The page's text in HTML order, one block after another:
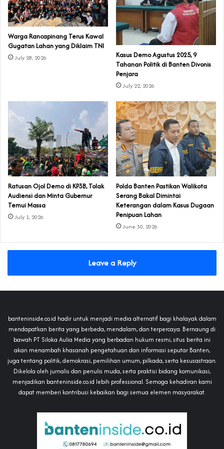
‎Warga Rancapinang Terus Kawal
Gugatan Lahan yang Diklaim TNI‎‎
July 28, 2026
‎Kasus Demo Agustus 2025, 9
Tahanan Politik di Banten Divonis
Penjara
July 22, 2026
‎Ratusan Ojol Demo di KP3B, Tolak
Audiensi dan Minta Gubernur
Temui Massa
July 1, 2026
Polda Banten Pastikan Walikota
Serang Bakal Dimintai
Keterangan dalam Kasus Dugaan
Penipuan Lahan
June 30, 2026
Leave a Reply
banteninside.co.id hadir untuk menjadi media alternatif bagi khalayak dalam
mendapatkan berita yang berbeda, mendalam, dan terpercaya. Bernaung di
bawah PT Siloka Aulia Media yang berbadan hukum resmi, situs berita ini
akan menambah khasanah pengetahuan dan informasi seputar Banten,
juga tentang politik, demokrasi, pemilihan umum, pilkada, serta kesusastraan.
Dikelola oleh jurnalis dan penulis muda, serta praktisi bidang komunikasi,
menjadikan banteninside.co.id lebih professional. Semoga kehadiran kami
dapat memberi kontribusi kebaikan bagi semua elemen masyarakat.